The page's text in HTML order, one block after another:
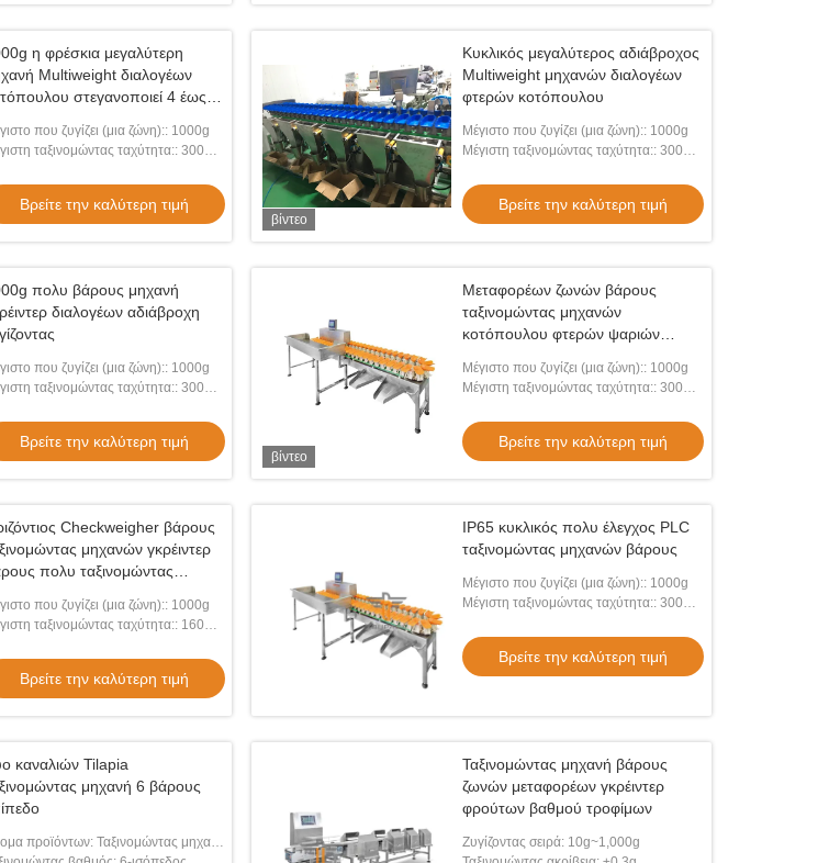
η φρέσκια μεγαλύτερη
Multiweight διαλογέων
στεγανοποιεί 4 έως 8
που ζυγίζει (μια ζώνη):: 1000g
ταξινομώντας ταχύτητα:: 300
Βρείτε την καλύτερη τιμή
βίντεο
Κυκλικός μεγαλύτερος αδιάβροχος
Multiweight μηχανών διαλογέων
φτερών κοτόπουλου
Μέγιστο που ζυγίζει (μια ζώνη):: 1000g
Μέγιστη ταξινομώντας ταχύτητα:: 300
Βρείτε την καλύτερη τιμή
πολυ βάρους μηχανή
διαλογέων αδιάβροχη
που ζυγίζει (μια ζώνη):: 1000g
ταξινομώντας ταχύτητα:: 300
Βρείτε την καλύτερη τιμή
βίντεο
Μεταφορέων ζωνών βάρους
ταξινομώντας μηχανών
κοτόπουλου φτερών ψαριών
γκρέιντερ κυκλική πολυ με τη ζώνη
μεταφορέων
Μέγιστο που ζυγίζει (μια ζώνη):: 1000g
Μέγιστη ταξινομώντας ταχύτητα:: 300
Βρείτε την καλύτερη τιμή
Checkweigher βάρους
μηχανών γκρέιντερ
πολυ ταξινομώντας
που ζυγίζει (μια ζώνη):: 1000g
ταξινομώντας ταχύτητα:: 160
Βρείτε την καλύτερη τιμή
IP65 κυκλικός πολυ έλεγχος PLC
ταξινομώντας μηχανών βάρους
Μέγιστο που ζυγίζει (μια ζώνη):: 1000g
Μέγιστη ταξινομώντας ταχύτητα:: 300
Βρείτε την καλύτερη τιμή
καναλιών Tilapia
μηχανή 6 βάρους
προϊόντων: Ταξινομώντας μηχανή
Ταξινομώντας μηχανή βάρους
ζωνών μεταφορέων γκρέιντερ
φρούτων βαθμού τροφίμων
Ζυγίζοντας σειρά: 10g~1,000g